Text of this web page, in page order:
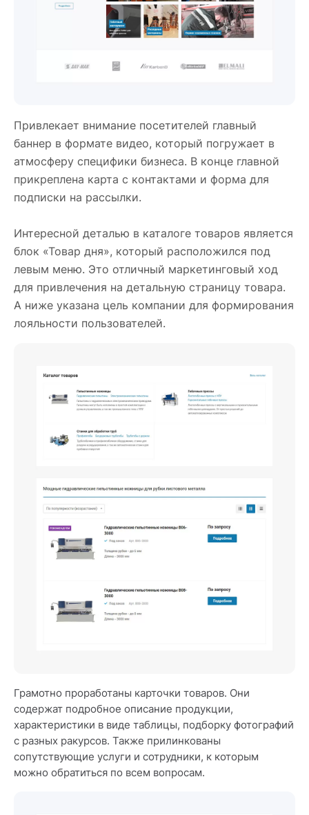
Привлекает внимание посетителей главный
баннер в формате видео, который погружает в
атмосферу специфики бизнеса. В конце главной
прикреплена карта с контактами и форма для
подписки на рассылки.
Интересной деталью в каталоге товаров является
блок «Товар дня», который расположился под
левым меню. Это отличный маркетинговый ход
для привлечения на детальную страницу товара.
А ниже указана цель компании для формирования
лояльности пользователей.
Грамотно проработаны карточки товаров. Они
содержат подробное описание продукции,
характеристики в виде таблицы, подборку фотографий
с разных ракурсов. Также прилинкованы
сопутствующие услуги и сотрудники, к которым
можно обратиться по всем вопросам.